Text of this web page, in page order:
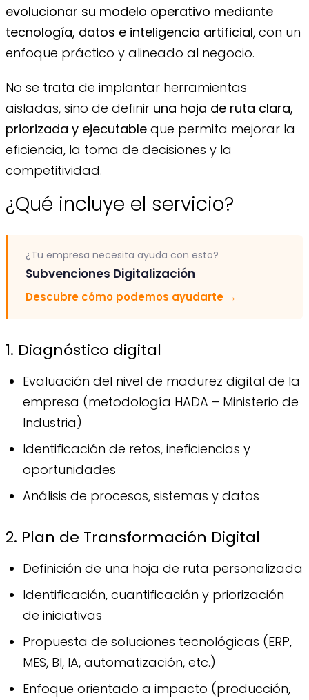
evolucionar su modelo operativo mediante
tecnología, datos e inteligencia artificial, con un
enfoque práctico y alineado al negocio.
No se trata de implantar herramientas
aisladas, sino de definir una hoja de ruta clara,
priorizada y ejecutable que permita mejorar la
eficiencia, la toma de decisiones y la
competitividad.
¿Qué incluye el servicio?
¿Tu empresa necesita ayuda con esto?
Subvenciones Digitalización
Descubre cómo podemos ayudarte →
1. Diagnóstico digital
Evaluación del nivel de madurez digital de la
empresa (metodología HADA – Ministerio de
Industria)
Identificación de retos, ineficiencias y
oportunidades
Análisis de procesos, sistemas y datos
2. Plan de Transformación Digital
Definición de una hoja de ruta personalizada
Identificación, cuantificación y priorización
de iniciativas
Propuesta de soluciones tecnológicas (ERP,
MES, BI, IA, automatización, etc.)
Enfoque orientado a impacto (producción,